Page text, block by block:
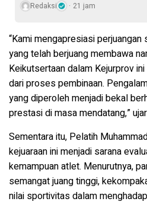
Redaksi 21 jam
“Kami mengapresiasi
yang telah berjuang membawa
Keikutsertaan dalam Kejurprov
dari proses pembinaan.
yang diperoleh menjadi bekal
prestasi di masa mendatang,”
Sementara itu, Pelatih
kejuaraan ini menjadi sarana
kemampuan atlet. Menurutnya,
semangat juang tinggi,
nilai sportivitas dalam